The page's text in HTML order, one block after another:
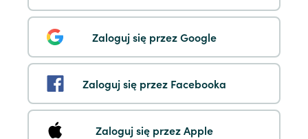
Zaloguj się przez Google
Zaloguj się przez Facebooka
Zaloguj się przez Apple
Dostępne metody płatności: 33 +
Wyświetl wszystko